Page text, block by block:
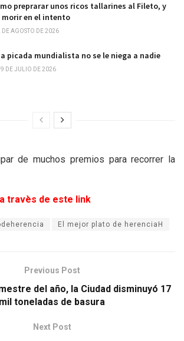
preprarar unos ricos tallarines al Fileto, y
morir en el intento
DE AGOSTO DE 2026
picada mundialista no se le niega a nadie
DE JULIO DE 2026
de muchos premios para recorrer la
travès de este link
El mejor plato de herenciaH
Previous Post
del año, la Ciudad disminuyó 17
mil toneladas de basura
Next Post